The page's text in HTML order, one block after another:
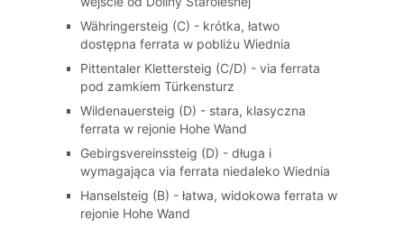
Währingersteig (C) - krótka, łatwo
dostępna ferrata w pobliżu Wiednia
Pittentaler Klettersteig (C/D) - via ferrata
pod zamkiem Türkensturz
Wildenauersteig (D) - stara, klasyczna
ferrata w rejonie Hohe Wand
Gebirgsvereinssteig (D) - długa i
wymagająca via ferrata niedaleko Wiednia
Hanselsteig (B) - łatwa, widokowa ferrata w
rejonie Hohe Wand